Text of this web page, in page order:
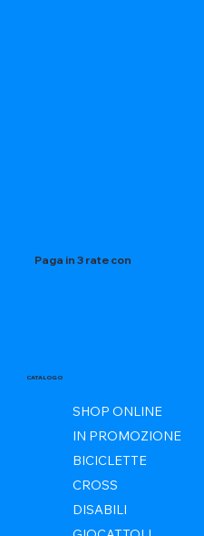
Paga in 3 rate con
CATALOGO
SHOP ONLINE
IN PROMOZIONE
BICICLETTE
CROSS
DISABILI